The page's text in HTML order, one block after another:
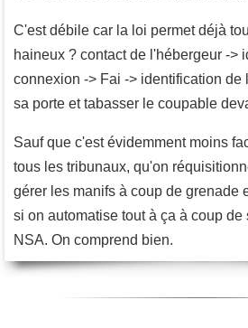
C'est débile car la loi permet déjà
haineux ? contact de l'hébergeur ->
connexion -> Fai -> identification de
sa porte et tabasser le coupable
Sauf que c'est évidemment moins
tous les tribunaux, qu'on
gérer les manifs à coup de grenade
si on automatise tout à ça à coup
NSA. On comprend bien.